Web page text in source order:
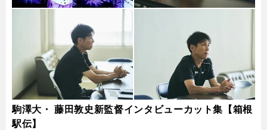
駒澤大・ 藤田敦史新監督インタビューカット集【箱根
駅伝】